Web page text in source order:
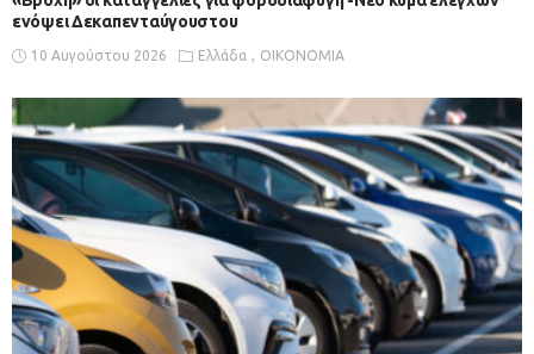
ενόψει Δεκαπενταύγουστου
10 Αυγούστου 2026 Ελλάδα ΟΙΚΟΝΟΜΙΑ